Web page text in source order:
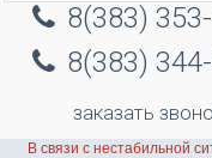
8(383)
8(383)
заказать
В связи с нестабильной